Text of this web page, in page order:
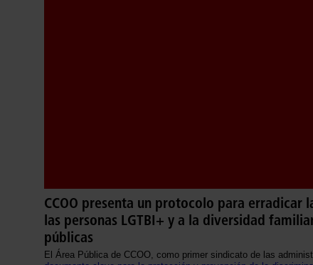
CCOO presenta un protocolo para erradicar
las personas LGTBI+ y a la diversidad
públicas
El Área Pública de CCOO, como primer sindicato de las